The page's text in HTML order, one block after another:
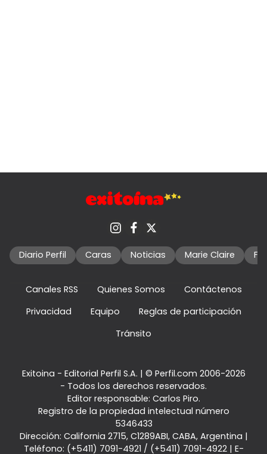
Diario Perfil Caras Noticias Marie Claire
Canales RSS Quienes Somos
Contáctenos
Privacidad
Equipo
Reglas de participación
Tránsito
Exitoina - Editorial Perfil S.A. | © Perfil.com 2006-2026
- Todos los derechos reservados.
Editor responsable: Carlos Piro.
Registro de la propiedad intelectual número
5346433
Dirección: California 2715, C1289ABI, CABA, Argentina |
Teléfono: (+5411) 7091-4921 / (+5411) 7091-4922| E-